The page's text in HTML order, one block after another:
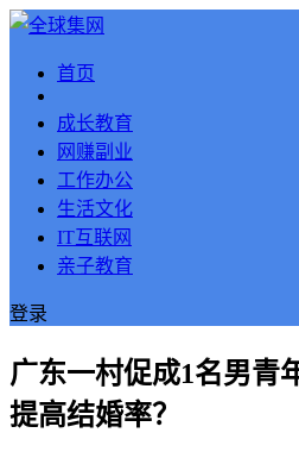
首页
成长教育
网赚副业
工作办公
生活文化
IT互联网
亲子教育
登录
广东一村促成1名男青
提高结婚率？